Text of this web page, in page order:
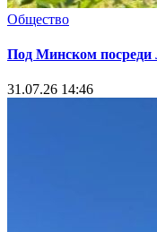
Общество
Под Минском посреди
31.07.26 14:46